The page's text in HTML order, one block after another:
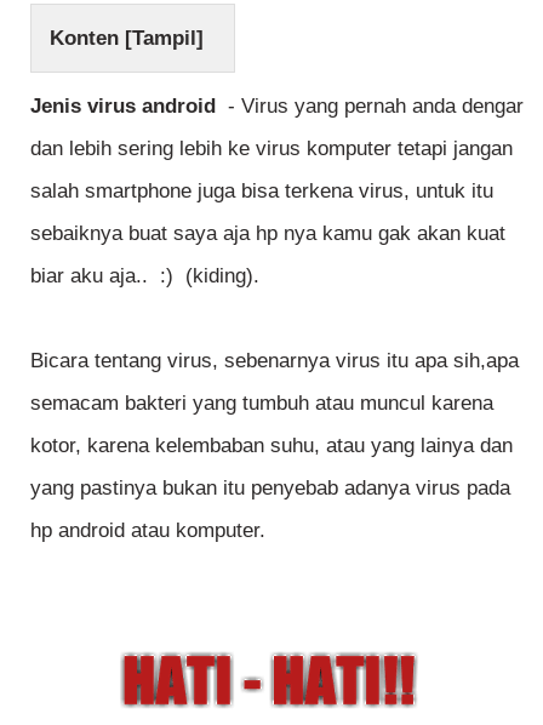
Konten [Tampil]
Jenis virus android - Virus yang pernah anda dengar
dan lebih sering lebih ke virus komputer tetapi jangan
salah smartphone juga bisa terkena virus, untuk itu
sebaiknya buat saya aja hp nya kamu gak akan kuat
biar aku aja.. :) (kiding).
Bicara tentang virus, sebenarnya virus itu apa sih,apa
semacam bakteri yang tumbuh atau muncul karena
kotor, karena kelembaban suhu, atau yang lainya dan
yang pastinya bukan itu penyebab adanya virus pada
hp android atau komputer.